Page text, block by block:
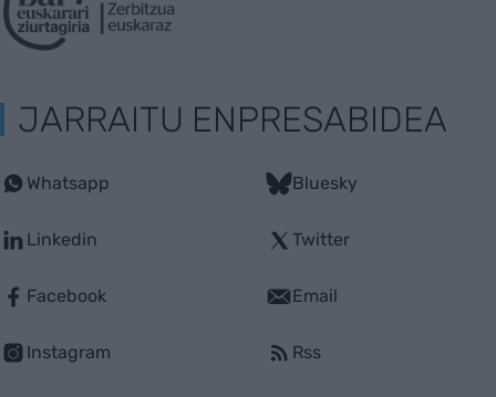
JARRAITU ENPRESABIDEA
Whatsapp
Linkedin
Facebook
Instagram
Bluesky
Twitter
Email
Rss